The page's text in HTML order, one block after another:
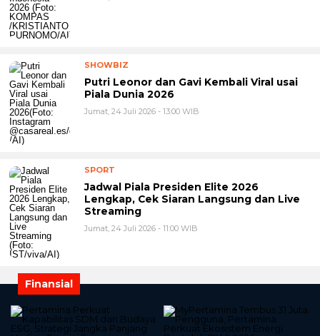
SHOWBIZ
Putri Leonor dan Gavi Kembali Viral usai
Piala Dunia 2026
Jumat, 24 Juli 2026 - 13:00 WIB
SPORT
Jadwal Piala Presiden Elite 2026
Lengkap, Cek Siaran Langsung dan Live
Streaming
Jumat, 24 Juli 2026 - 11:00 WIB
Finansial